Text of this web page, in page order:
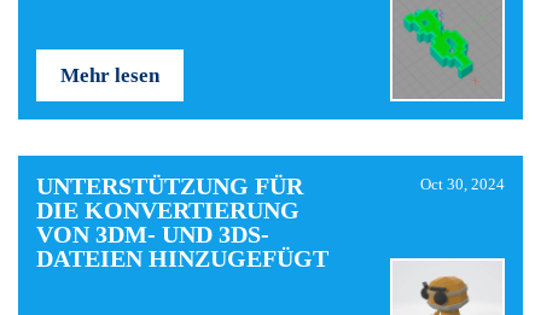
Mehr lesen
UNTERSTÜTZUNG FÜR
DIE KONVERTIERUNG
VON 3DM- UND 3DS-
DATEIEN HINZUGEFÜGT
Oct 30, 2024